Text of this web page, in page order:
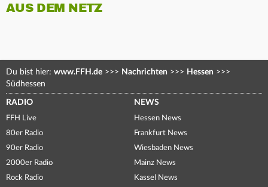
AUS DEM NETZ
Du bist hier: www.FFH.de >>> Nachrichten >>> Hessen >>>
Südhessen
RADIO
FFH Live
80er Radio
90er Radio
2000er Radio
Rock Radio
NEWS
Hessen News
Frankfurt News
Wiesbaden News
Mainz News
Kassel News